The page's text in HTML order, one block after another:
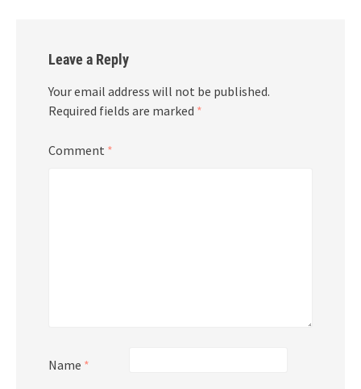
Leave a Reply
Your email address will not be published.
Required fields are marked *
Comment *
Name *